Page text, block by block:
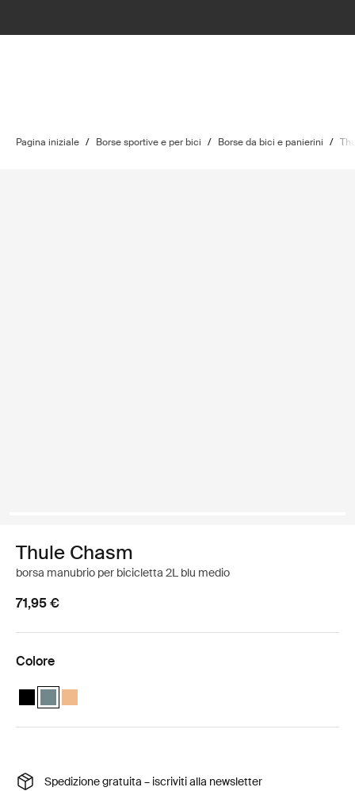
Pagina iniziale / Borse sportive e per bici / Borse da bici e panierini /
Thule Chasm
borsa manubrio per bicicletta 2L blu medio
71,95 €
Colore
Thule Chasm handlebar bag 2L Nero
Thule Chasm handlebar bag 2L Blu medio (selected)
Thule Chasm handlebar bag 2L Arancione polveroso
Spedizione gratuita – iscriviti alla newsletter